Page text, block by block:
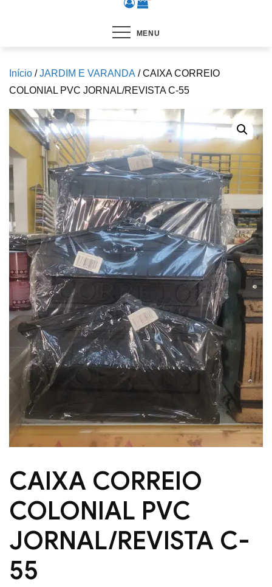
MENU
Início /JARDIM E VARANDA / CAIXA CORREIO
COLONIAL PVC JORNAL/REVISTA C-55
CAIXA CORREIO
COLONIAL PVC
JORNAL/REVISTA C-
55